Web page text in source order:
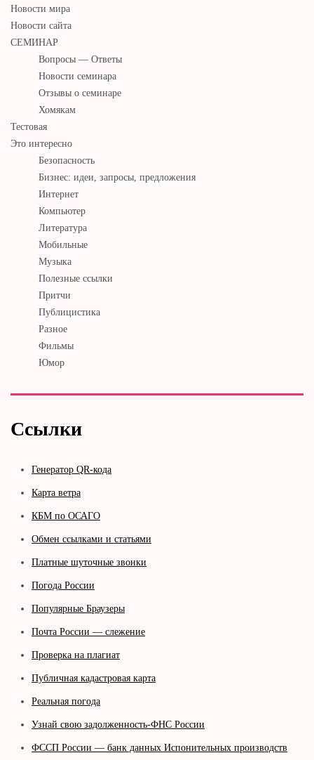
Новости мира
Новости сайта
СЕМИНАР
Вопросы — Ответы
Новости семинара
Отзывы о семинаре
Хомякам
Тестовая
Это интересно
Безопасность
Бизнес: идеи, запросы, предложения
Интернет
Компьютер
Литература
Мобильные
Музыка
Полезные ссылки
Притчи
Публицистика
Разное
Фильмы
Юмор
Ссылки
Генератор QR-кода
Карта ветра
КБМ по ОСАГО
Обмен ссылками и статьями
Платные шуточные звонки
Погода России
Популярные Браузеры
Почта России — слежение
Проверка на плагиат
Публичная кадастровая карта
Реальная погода
Узнай свою задолженность-ФНС России
ФССП России — банк данных Испонительных производств